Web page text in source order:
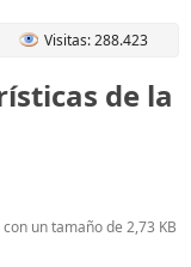
Visitas: 288.423
de la
un tamaño de 2,73 KB